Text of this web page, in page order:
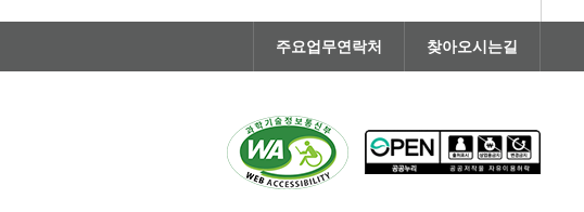
주요업무연락처 찾아오시는길